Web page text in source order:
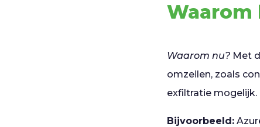
Waarom
Waarom nu? Met
omzeilen, zoals
exfiltratie mogelijk.
Bijvoorbeeld: